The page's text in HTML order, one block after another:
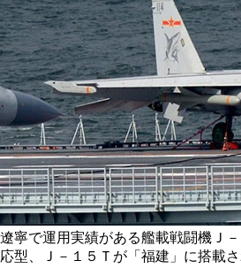
遼寧で運用実績がある艦載戦闘機Ｊ
応型、Ｊ－１５Ｔが「福建」に搭載